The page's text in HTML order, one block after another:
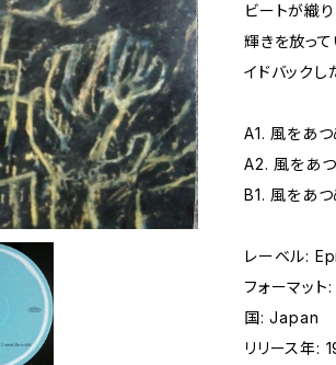
ビートが織
輝きを放っ
イドバック
A1. 風をあ
A2. 風をあ
B1. 風をあ
レーベル:
フォーマッ
国: Japan
リリース年: